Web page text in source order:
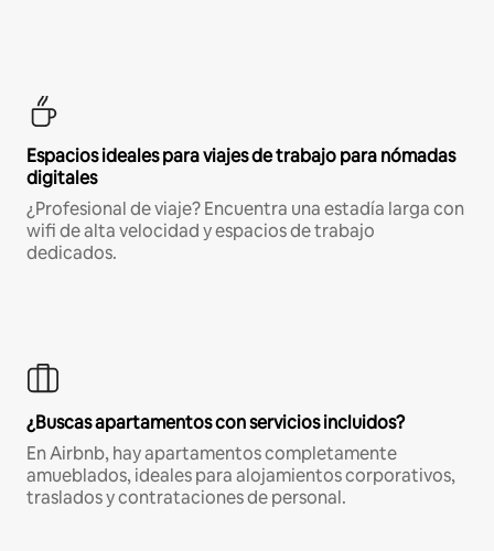
Espacios ideales para viajes de trabajo para nómadas
digitales
¿Profesional de viaje? Encuentra una estadía larga con
wifi de alta velocidad y espacios de trabajo
dedicados.
¿Buscas apartamentos con servicios incluidos?
En Airbnb, hay apartamentos completamente
amueblados, ideales para alojamientos corporativos,
traslados y contrataciones de personal.